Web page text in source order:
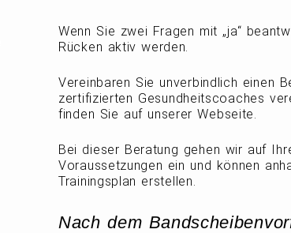
Wenn Sie zwei Fragen mit „ja“
Rücken aktiv werden.
Vereinbaren Sie unverbindlich einen
zertifizierten Gesundheitscoaches
finden Sie auf unserer Webseite.
Bei dieser Beratung gehen wir auf
Voraussetzungen ein und können
Trainingsplan erstellen.
Nach dem